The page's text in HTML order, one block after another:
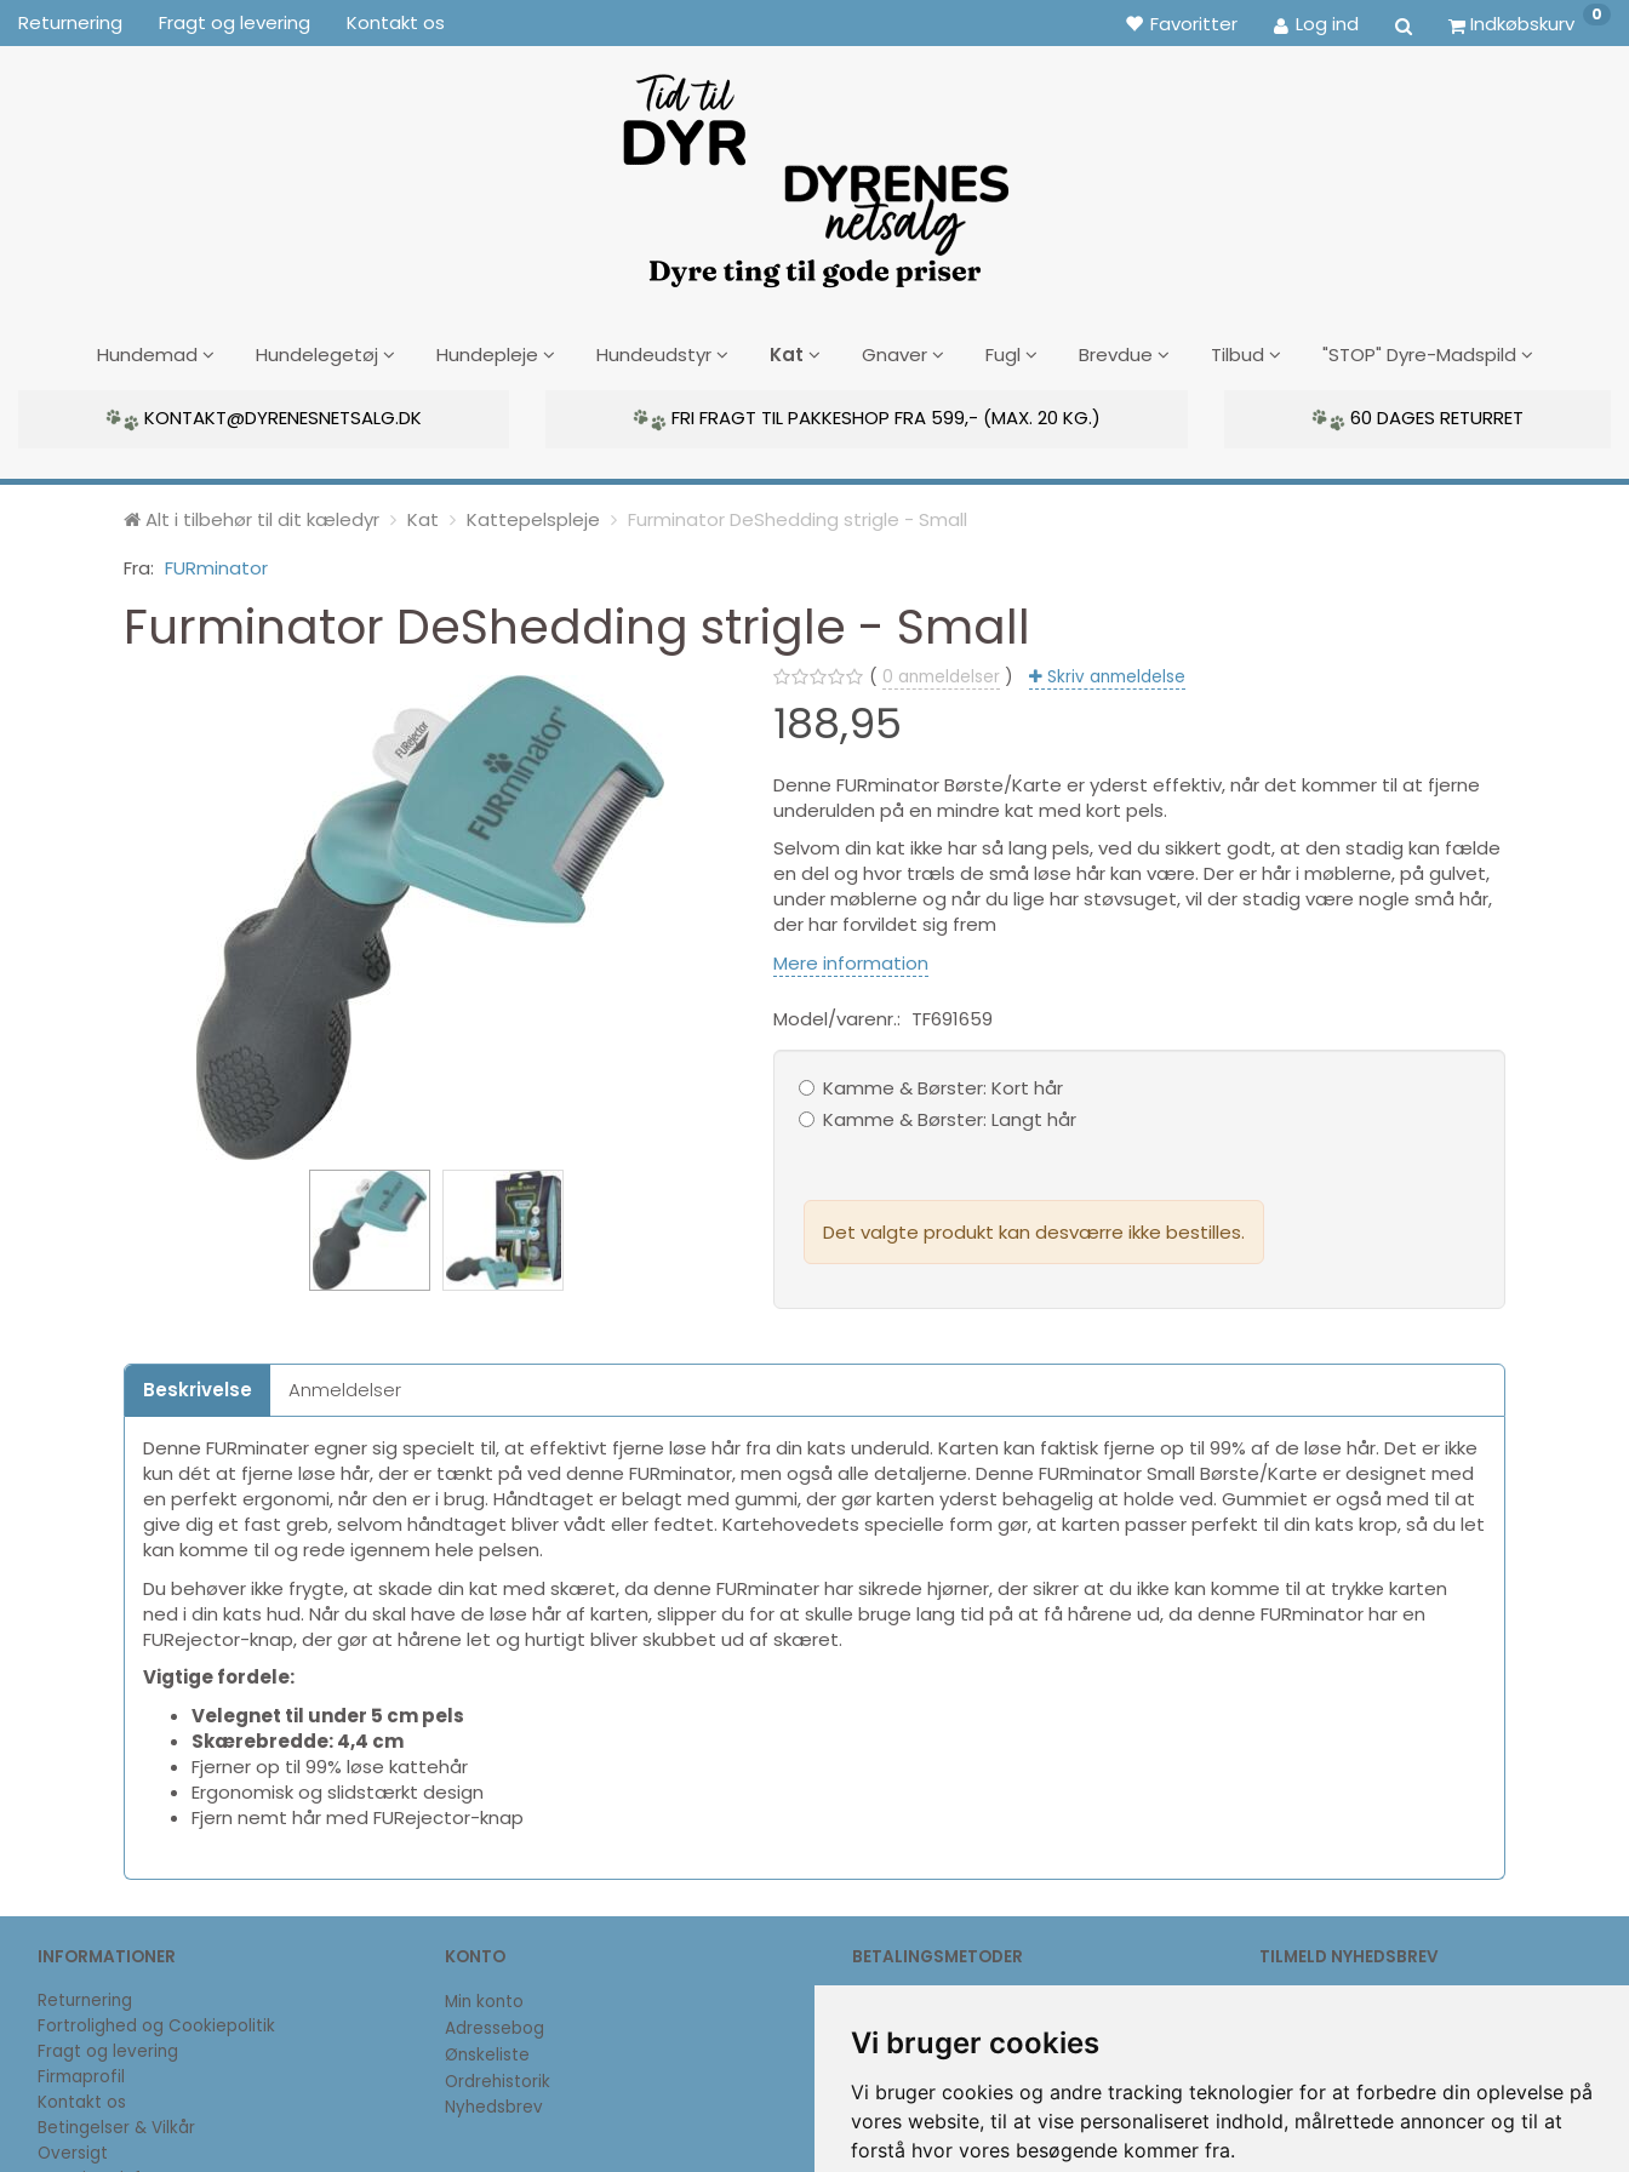
Vi bruger cookies
Vi bruger cookies og andre tracking teknologier for at forbedre din oplevelse på
vores website, til at vise personaliseret indhold, målrettede annoncer og til at
forstå hvor vores besøgende kommer fra.
Returnering Fragt og levering Kontakt os Favoritter Log ind Indkøbskurv 0
Hundemad Hundelegetøj Hundepleje Hundeudstyr Kat Gnaver Fugl Brevdue Tilbud "STOP" Dyre-Madspild
KONTAKT@DYRENESNETSALG.DK FRI FRAGT TIL PAKKESHOP FRA 599,- (MAX. 20 KG.) 60 DAGES RETURRET
Alt i tilbehør til dit kæledyr Kat Kattepelspleje
Furminator DeShedding strigle - Small
Fra: FURminator
Furminator DeShedding strigle - Small
0 anmeldelser Skriv anmeldelse
188,95
Denne FURminator Børste/Karte er yderst effektiv, når det kommer til at fjerne
underulden på en mindre kat med kort pels.
Selvom din kat ikke har så lang pels, ved du sikkert godt, at den stadig kan fælde
en del og hvor træls de små løse hår kan være. Der er hår i møblerne, på gulvet,
under møblerne og når du lige har støvsuget, vil der stadig være nogle små hår,
der har forvildet sig frem
Mere information
Model/varenr.: TF691659
Kamme & Børster: Kort hår
Kamme & Børster: Langt hår
Det valgte produkt kan desværre ikke bestilles.
Beskrivelse Anmeldelser
Denne FURminater egner sig specielt til, at effektivt fjerne løse hår fra din kats underuld. Karten kan faktisk fjerne op til 99% af de løse hår. Det er ikke
kun dét at fjerne løse hår, der er tænkt på ved denne FURminator, men også alle detaljerne. Denne FURminator Small Børste/Karte er designet med
en perfekt ergonomi, når den er i brug. Håndtaget er belagt med gummi, der gør karten yderst behagelig at holde ved. Gummiet er også med til at
give dig et fast greb, selvom håndtaget bliver vådt eller fedtet. Kartehovedets specielle form gør, at karten passer perfekt til din kats krop, så du let
kan komme til og rede igennem hele pelsen.
Du behøver ikke frygte, at skade din kat med skæret, da denne FURminater har sikrede hjørner, der sikrer at du ikke kan komme til at trykke karten
ned i din kats hud. Når du skal have de løse hår af karten, slipper du for at skulle bruge lang tid på at få hårene ud, da denne FURminator har en
FURejector-knap, der gør at hårene let og hurtigt bliver skubbet ud af skæret.
Vigtige fordele:
Velegnet til under 5 cm pels
Skærebredde: 4,4 cm
Fjerner op til 99% løse kattehår
Ergonomisk og slidstærkt design
Fjern nemt hår med FURejector-knap
INFORMATIONER
Returnering
Fortrolighed og Cookiepolitik
Fragt og levering
Firmaprofil
Kontakt os
Betingelser & Vilkår
Oversigt
KONTO
Min konto
Adressebog
Ønskeliste
Ordrehistorik
Nyhedsbrev
BETALINGSMETODER
TILMELD NYHEDSBREV